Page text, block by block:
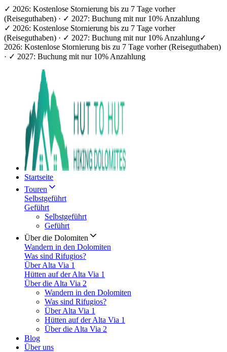
✓ 2026: Kostenlose Stornierung bis zu 7 Tage vorher
(Reiseguthaben) · ✓ 2027: Buchung mit nur 10% Anzahlung
✓ 2026: Kostenlose Stornierung bis zu 7 Tage vorher
(Reiseguthaben) · ✓ 2027: Buchung mit nur 10% Anzahlung✓
2026: Kostenlose Stornierung bis zu 7 Tage vorher (Reiseguthaben)
· ✓ 2027: Buchung mit nur 10% Anzahlung
Startseite
Touren
Selbstgeführt
Geführt
Selbstgeführt
Geführt
Über die Dolomiten
Wandern in den Dolomiten
Was sind Rifugios?
Über Alta Via 1
Hütten auf der Alta Via 1
Über die Alta Via 2
Wandern in den Dolomiten
Was sind Rifugios?
Über Alta Via 1
Hütten auf der Alta Via 1
Über die Alta Via 2
Blog
Über uns